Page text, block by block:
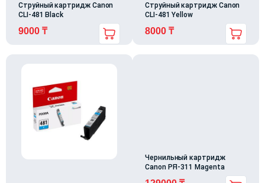
Струйный картридж Canon
CLI-481 Black
9000 ₸
Струйный картридж Canon
CLI-481 Yellow
8000 ₸
Чернильный картридж
Canon PFI-311 Magenta